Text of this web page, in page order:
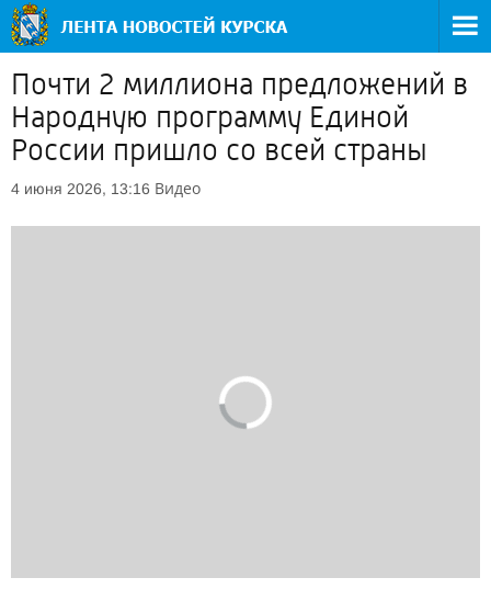
Почти 2 миллиона предложений в
Народную программу Единой
России пришло со всей страны
4 июня 2026, 13:16 Видео